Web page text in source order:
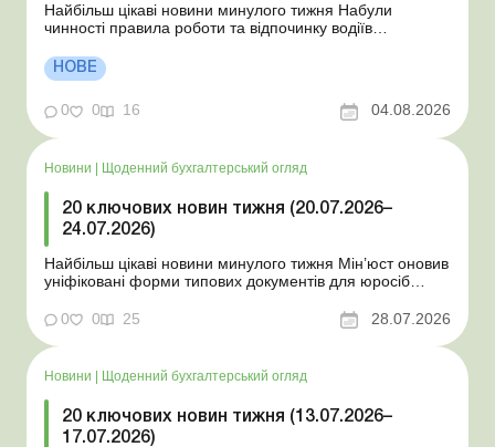
Найбільш цікаві новини минулого тижня Набули
чинності правила роботи та відпочинку водіїв
стан Для сільгосппідприємств і ФОП запроваджено нові
одноразові статистичні форми З 2 серпня змінюється
порядок зарахування окремих періодів роботи до стр...
НОВЕ
0 0 16 04.08.2026
Новини | Щоденний бухгалтерський огляд
20 ключових новин тижня (20.07.2026–
24.07.2026)
Найбільш цікаві новини минулого тижня Мін’юст оновив
уніфіковані форми типових документів для юросіб
координаційного центру з організації бронювання У
працівника виявлено статус «у розшуку»: що потрібно
0 0 25 28.07.2026
Новини | Щоденний бухгалтерський огляд
20 ключових новин тижня (13.07.2026–
17.07.2026)